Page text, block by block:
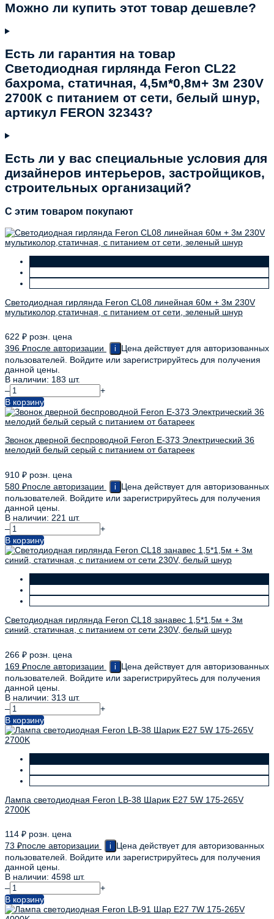
Можно ли купить этот товар дешевле?
Есть ли гарантия на товар
Светодиодная гирлянда Feron CL22
бахрома, статичная, 4,5м*0,8м+ 3м 230V
2700К c питанием от сети, белый шнур,
артикул FERON 32343?
Есть ли у вас специальные условия для
дизайнеров интерьеров, застройщиков,
строительных организаций?
C этим товаром покупают
Светодиодная гирлянда Feron CL08 линейная 60м + 3м 230V
мультиколор,статичная, c питанием от сети, зеленый шнур
622 ₽ розн. цена
396 ₽после авторизации i
Цена действует для авторизованных
пользователей. Войдите или зарегистрируйтесь для получения
данной цены.
В наличии: 183 шт.
–
+
В корзину
Звонок дверной беспроводной Feron E-373 Электрический 36
мелодий белый серый с питанием от батареек
910 ₽ розн. цена
580 ₽после авторизации i
Цена действует для авторизованных
пользователей. Войдите или зарегистрируйтесь для получения
данной цены.
В наличии: 221 шт.
–
+
В корзину
Светодиодная гирлянда Feron CL18 занавес 1,5*1,5м + 3м
синий, статичная, c питанием от сети 230V, белый шнур
266 ₽ розн. цена
169 ₽после авторизации i
Цена действует для авторизованных
пользователей. Войдите или зарегистрируйтесь для получения
данной цены.
В наличии: 313 шт.
–
+
В корзину
Лампа светодиодная Feron LB-38 Шарик E27 5W 175-265V
2700K
114 ₽ розн. цена
73 ₽после авторизации i
Цена действует для авторизованных
пользователей. Войдите или зарегистрируйтесь для получения
данной цены.
В наличии: 4598 шт.
–
+
В корзину